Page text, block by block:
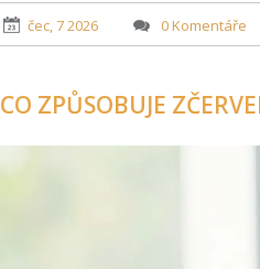
čec, 7 2026 0 Komentáře
CO ZPŮSOBUJE